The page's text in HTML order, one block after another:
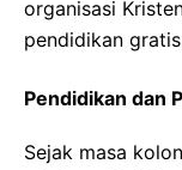
organisasi
pendidikan
Pendidikan dan
Sejak masa